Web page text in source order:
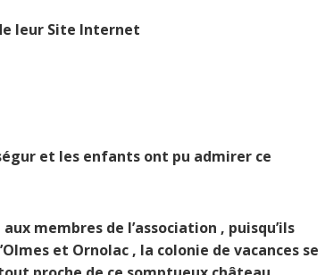
leur Site Internet
et les enfants ont pu admirer ce
membres de l’association , puisqu’ils
et Ornolac , la colonie de vacances se